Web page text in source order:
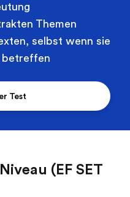
Themen
selbst wenn sie
betreffen
Test
(EF SET